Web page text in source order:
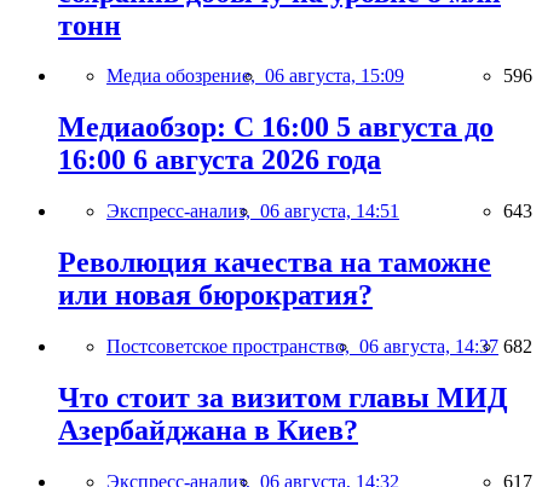
тонн
Медиа обозрение, 06 августа, 15:09 596
Медиаобзор: С 16:00 5 августа до
16:00 6 августа 2026 года
Экспресс-анализ, 06 августа, 14:51 643
Революция качества на таможне
или новая бюрократия?
Постсоветское пространство, 06 августа, 14:37 682
Что стоит за визитом главы МИД
Азербайджана в Киев?
Экспресс-анализ, 06 августа, 14:32 617